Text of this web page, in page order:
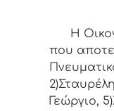
Η
πoυ
Γεώργιο,